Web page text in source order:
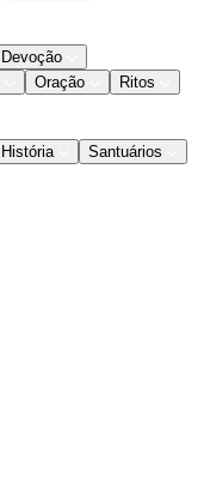
Devoção
Oração
Ritos
História
Santuários